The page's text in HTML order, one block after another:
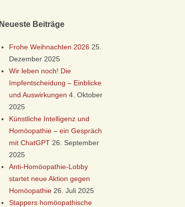
Neueste Beiträge
Frohe Weihnachten 2026 25.
Dezember 2025
Wir leben noch! Die
Impfentscheidung – Einblicke
und Auswirkungen 4. Oktober
2025
Künstliche Intelligenz und
Homöopathie – ein Gespräch
mit ChatGPT 26. September
2025
Anti-Homöopathie-Lobby
startet neue Aktion gegen
Homöopathie 26. Juli 2025
Stappers homöopathische